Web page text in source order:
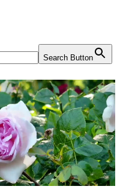
Search Button